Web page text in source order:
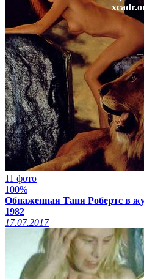
11 фото
100%
Обнаженная Таня Робертс в
1982
17.07.2017